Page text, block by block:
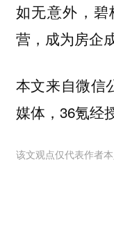
如无意外，
营，成为房企
本文来自微信
媒体，36氪经
该文观点仅代表作者